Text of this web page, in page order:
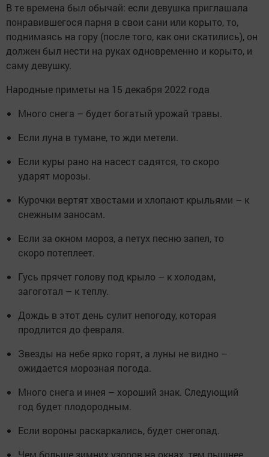
В те времена был обычай: если девушка приглашала
понравившегося парня в свои сани или корыто, то,
поднимаясь на гору (после того, как они скатились), он
должен был нести на руках одновременно и корыто, и
саму девушку.
Народные приметы на 15 декабря 2022 года
Много снега – будет богатый урожай травы.
Если луна в тумане, то жди метели.
Если куры рано на насест садятся, то скоро
ударят морозы.
Курочки вертят хвостами и хлопают крыльями – к
снежным заносам.
Если за окном мороз, а петух песню запел, то
скоро потеплеет.
Гусь прячет голову под крыло – к холодам,
загоготал – к теплу.
Дождь в этот день сулит непогоду, которая
продлится до февраля.
Звезды на небе ярко горят, а луны не видно –
ожидается морозная погода.
Много снега и инея – хороший знак. Следующий
год будет плодородным.
Если вороны раскаркались, будет снегопад.
Чем больше зимних узоров на окнах, тем пышнее